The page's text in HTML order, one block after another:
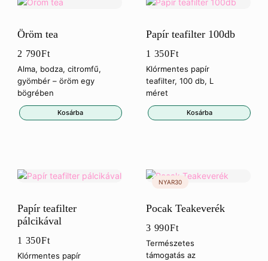
Öröm tea
2 790Ft
Alma, bodza, citromfű,
gyömbér – öröm egy
bögrében
Kosárba
Papír teafilter 100db
1 350Ft
Klórmentes papír
teafilter, 100 db, L
méret
Kosárba
Papír teafilter
pálcikával
1 350Ft
Klórmentes papír
Pocak Teakeverék
3 990Ft
Természetes
támogatás az